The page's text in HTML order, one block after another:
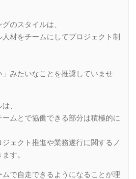
のスタイルは、
人材をチームにしてプロジェクト制
」みたいなことを推奨していませ
、
ムとで協働できる部分は積極的に
ェクト推進や業務遂行に関するノ
す。
で自走できるようになることが理